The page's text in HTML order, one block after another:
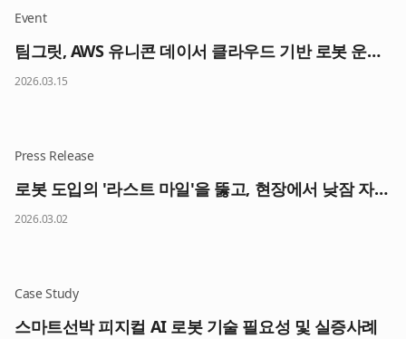
Event
팀그릿, AWS 유니콘 데이서 클라우드 기반 로봇 운영 플랫폼 선봬
2026.03.15
Press Release
로봇 도입의 '라스트 마일'을 뚫고, 현장에서 낮잠 자는 로봇을 깨운다
2026.03.02
Case Study
스마트선박 피지컬 AI 로봇 기술 필요성 및 실증사례